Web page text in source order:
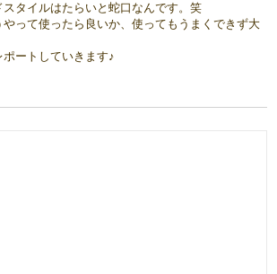
スタイルはたらいと蛇口なんです。笑
って使ったら良いか、使ってもうまくできず大
ポートしていきます♪